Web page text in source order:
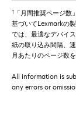
† 「月間推奨ページ
基づいてLexmarkの
では、最適なデバイ
紙の取り込み間隔、
月あたりのページ数
All information is
any errors or